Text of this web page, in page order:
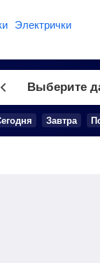
Электрички
Выберите
Завтра